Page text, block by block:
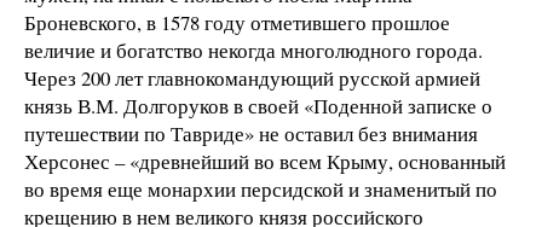
Броневского, в 1578 году отметившего прошлое
величие и богатство некогда многолюдного города.
Через 200 лет главнокомандующий русской армией
князь В.М. Долгоруков в своей «Поденной записке о
путешествии по Тавриде» не оставил без внимания
Херсонес – «древнейший во всем Крыму, основанный
во время еще монархии персидской и знаменитый по
крещению в нем великого князя российского